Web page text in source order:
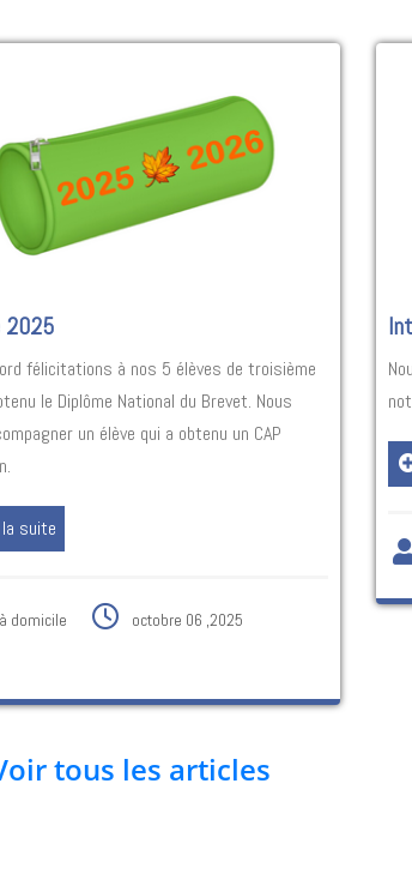
2025
félicitations à nos 5 élèves de troisième
le Diplôme National du Brevet. Nous
un élève qui a obtenu un CAP
suite
domicile
octobre 06 ,2025
tous les articles